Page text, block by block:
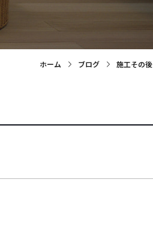
ホーム ブログ 施工その後